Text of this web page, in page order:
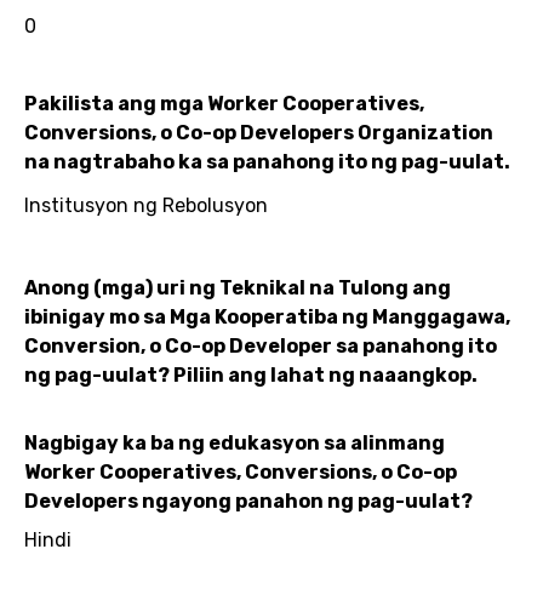
0
Pakilista ang mga Worker Cooperatives,
Conversions, o Co-op Developers Organization
na nagtrabaho ka sa panahong ito ng pag-uulat.
Institusyon ng Rebolusyon
Anong (mga) uri ng Teknikal na Tulong ang
ibinigay mo sa Mga Kooperatiba ng Manggagawa,
Conversion, o Co-op Developer sa panahong ito
ng pag-uulat? Piliin ang lahat ng naaangkop.
Nagbigay ka ba ng edukasyon sa alinmang
Worker Cooperatives, Conversions, o Co-op
Developers ngayong panahon ng pag-uulat?
Hindi